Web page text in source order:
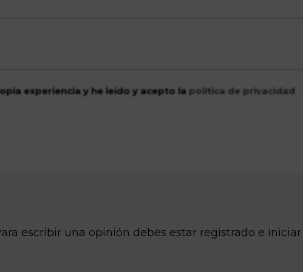
escribir una opinión debes estar registrado e iniciar
experiencia y he leído y acepto la política de privacidad